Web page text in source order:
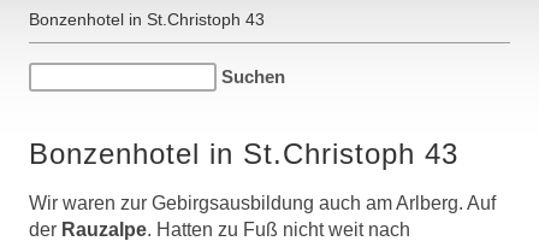
Bonzenhotel in St.Christoph 43
Bonzenhotel in St.Christoph 43
Wir waren zur Gebirgsausbildung auch am Arlberg. Auf
der Rauzalpe. Hatten zu Fuß nicht weit nach